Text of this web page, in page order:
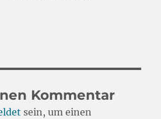
Kommentar
sein, um einen